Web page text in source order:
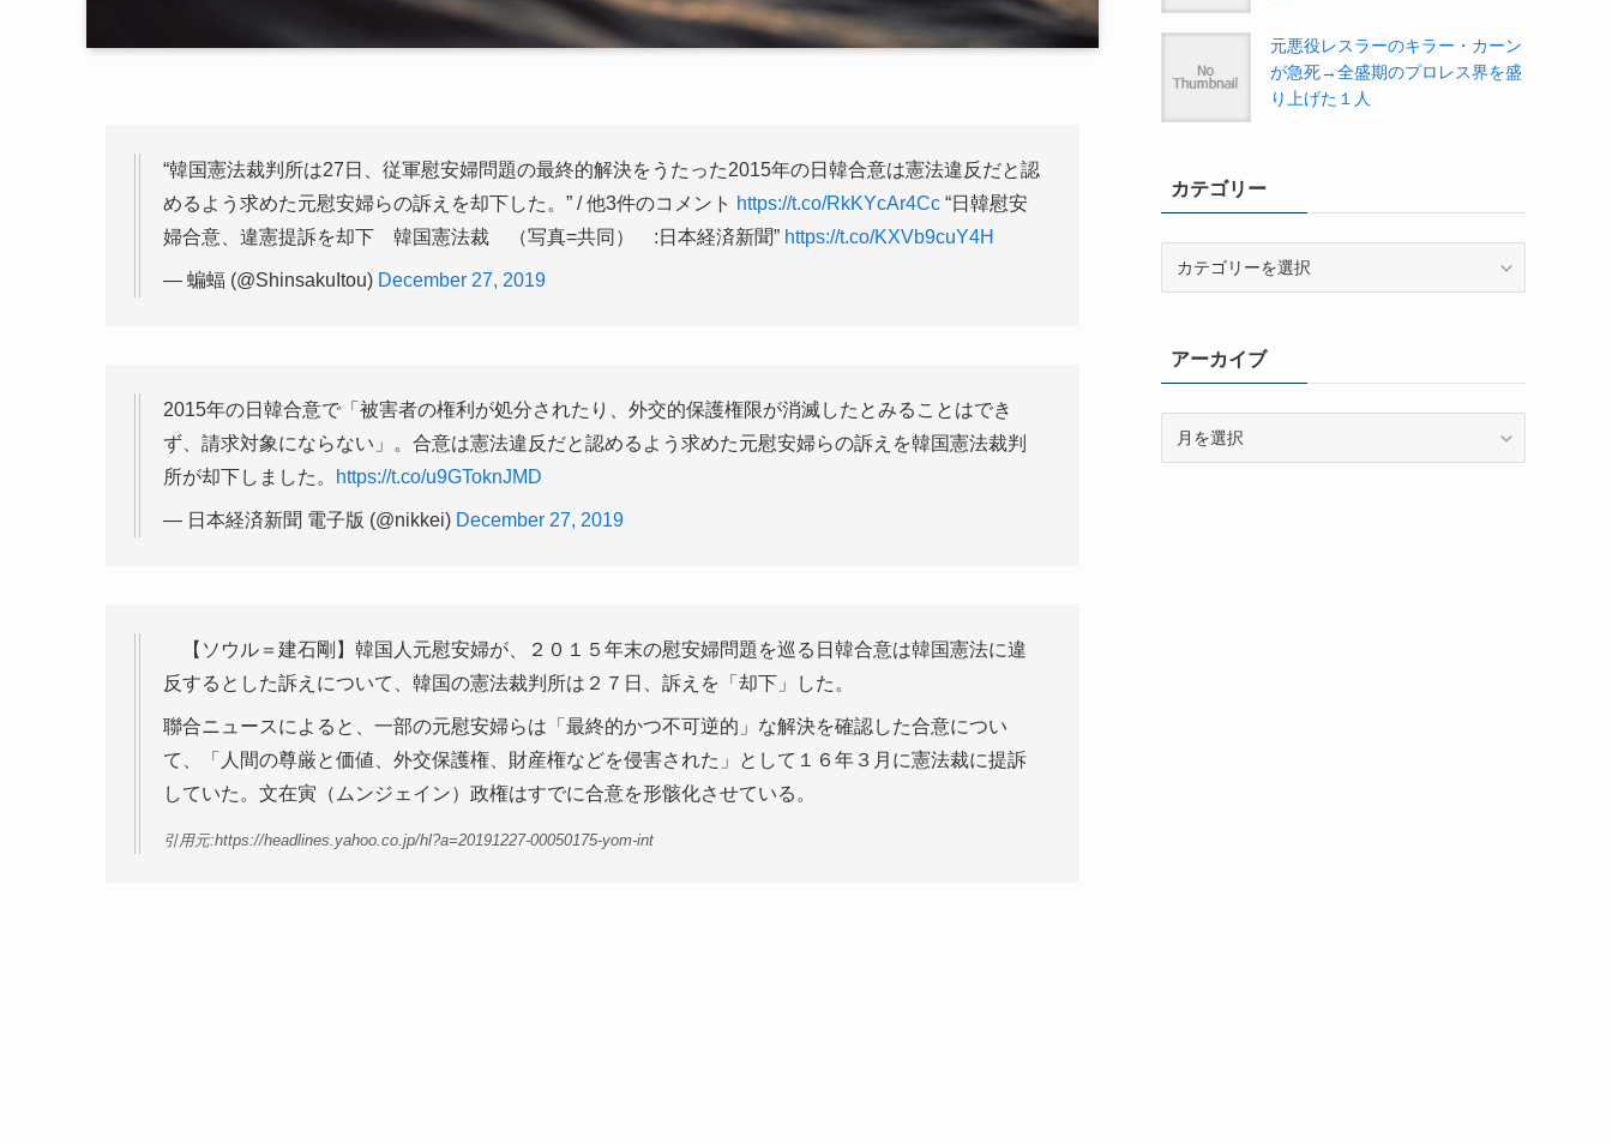
“韓国憲法裁判所は27日、従軍慰安婦問題の最終的解決をうたった2015年の日韓合意は憲法違反だと認
めるよう求めた元慰安婦らの訴えを却下した。” / 他3件のコメント https://t.co/RkKYcAr4Cc “日韓慰安
婦合意、違憲提訴を却下 韓国憲法裁 （写真=共同） :日本経済新聞” https://t.co/KXVb9cuY4H
— 蝙蝠 (@ShinsakuItou) December 27, 2019
2015年の日韓合意で「被害者の権利が処分されたり、外交的保護権限が消滅したとみることはでき
ず、請求対象にならない」。合意は憲法違反だと認めるよう求めた元慰安婦らの訴えを韓国憲法裁判
所が却下しました。
https://t.co/u9GToknJMD
— 日本経済新聞 電子版 (@nikkei) December 27, 2019
【ソウル＝建石剛】韓国人元慰安婦が、２０１５年末の慰安婦問題を巡る日韓合意は韓国憲法に違
反するとした訴えについて、韓国の憲法裁判所は２７日、訴えを「却下」した。
聯合ニュースによると、一部の元慰安婦らは「最終的かつ不可逆的」な解決を確認した合意につい
て、「人間の尊厳と価値、外交保護権、財産権などを侵害された」として１６年３月に憲法裁に提訴
していた。文在寅（ムンジェイン）政権はすでに合意を形骸化させている。
引用元:https://headlines.yahoo.co.jp/hl?a=20191227-00050175-yom-int
元悪役レスラーのキラー・カーン
が急死→全盛期のプロレス界を盛
り上げた１人
カテゴリー
ーアーカイブ